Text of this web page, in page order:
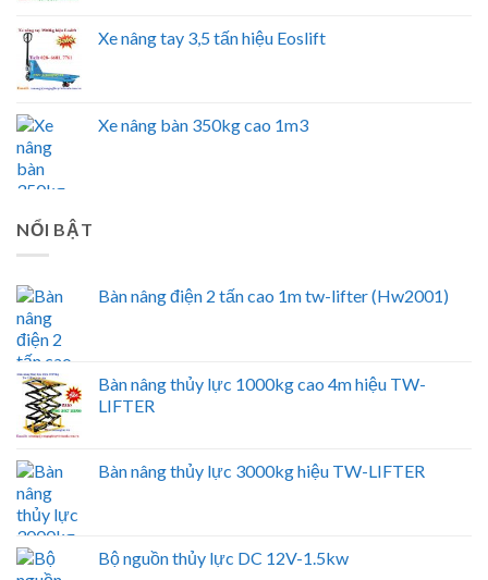
Xe nâng tay 3,5 tấn hiệu Eoslift
Xe nâng bàn 350kg cao 1m3
NỔI BẬT
Bàn nâng điện 2 tấn cao 1m tw-lifter (Hw2001)
Bàn nâng thủy lực 1000kg cao 4m hiệu TW-
LIFTER
Bàn nâng thủy lực 3000kg hiệu TW-LIFTER
Bộ nguồn thủy lực DC 12V-1.5kw